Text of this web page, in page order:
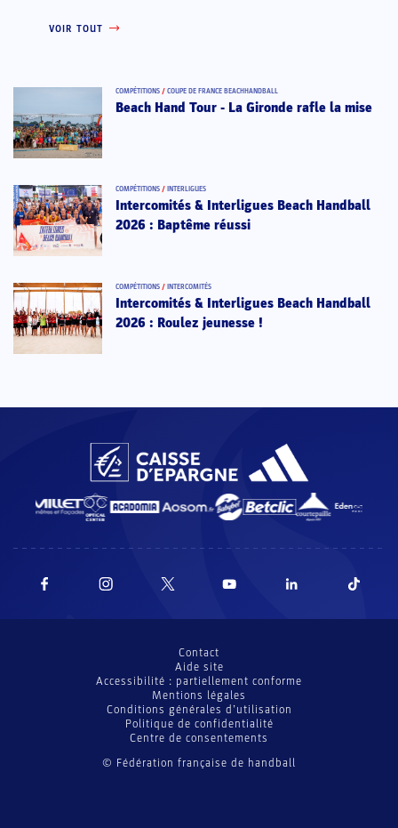
VOIR TOUT
COMPÉTITIONS / COUPE DE FRANCE BEACHHANDBALL
Beach Hand Tour - La Gironde rafle la mise
COMPÉTITIONS / INTERLIGUES
Intercomités & Interligues Beach Handball
2026 : Baptême réussi
COMPÉTITIONS / INTERCOMITÉS
Intercomités & Interligues Beach Handball
2026 : Roulez jeunesse !
© Fédération française de handball
Contact
Aide site
Accessibilité : partiellement conforme
Mentions légales
Conditions générales d’utilisation
Politique de confidentialité
Centre de consentements